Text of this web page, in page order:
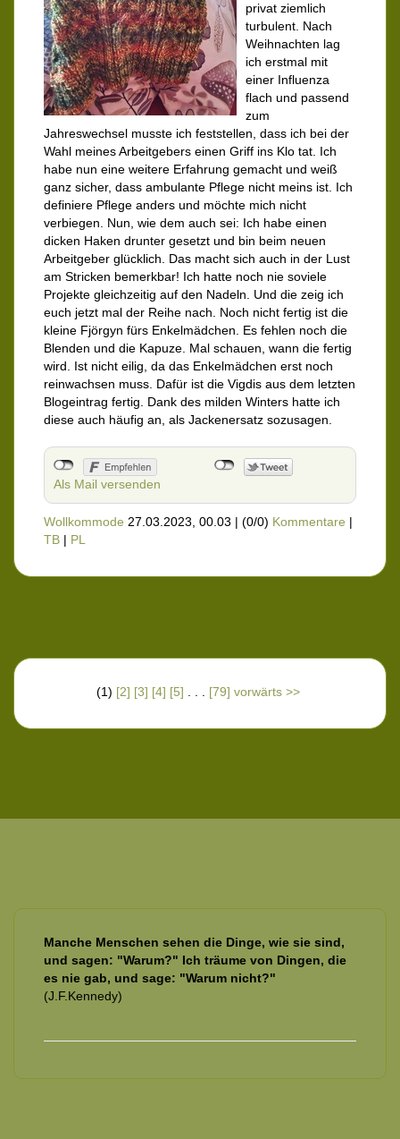
privat ziemlich
turbulent. Nach
Weihnachten lag
ich erstmal mit
einer Influenza
flach und passend
zum
Jahreswechsel musste ich feststellen, dass ich bei der
Wahl meines Arbeitgebers einen Griff ins Klo tat. Ich
habe nun eine weitere Erfahrung gemacht und weiß
ganz sicher, dass ambulante Pflege nicht meins ist. Ich
definiere Pflege anders und möchte mich nicht
verbiegen. Nun, wie dem auch sei: Ich habe einen
dicken Haken drunter gesetzt und bin beim neuen
Arbeitgeber glücklich. Das macht sich auch in der Lust
am Stricken bemerkbar! Ich hatte noch nie soviele
Projekte gleichzeitig auf den Nadeln. Und die zeig ich
euch jetzt mal der Reihe nach. Noch nicht fertig ist die
kleine Fjörgyn fürs Enkelmädchen. Es fehlen noch die
Blenden und die Kapuze. Mal schauen, wann die fertig
wird. Ist nicht eilig, da das Enkelmädchen erst noch
reinwachsen muss. Dafür ist die Vigdis aus dem letzten
Blogeintrag fertig. Dank des milden Winters hatte ich
diese auch häufig an, als Jackenersatz sozusagen.
Als Mail versenden
Wollkommode 27.03.2023, 00.03 | (0/0) Kommentare |
TB | PL
(1) [2] [3] [4] [5] . . . [79] vorwärts >>
Manche Menschen sehen die Dinge, wie sie sind,
und sagen: "Warum?" Ich träume von Dingen, die
es nie gab, und sage: "Warum nicht?"
(J.F.Kennedy)